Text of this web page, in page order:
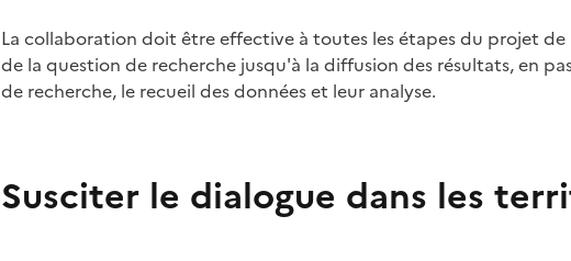
La collaboration doit être effective à toutes les étapes du projet
de la question de recherche jusqu'à la diffusion des résultats, en
de recherche, le recueil des données et leur analyse.
Susciter le dialogue dans les